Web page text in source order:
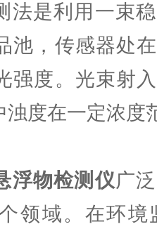
法是利用一束
池，传感器处
强度。光束射
浊度在一定浓度
浮物检测仪广
领域。在环